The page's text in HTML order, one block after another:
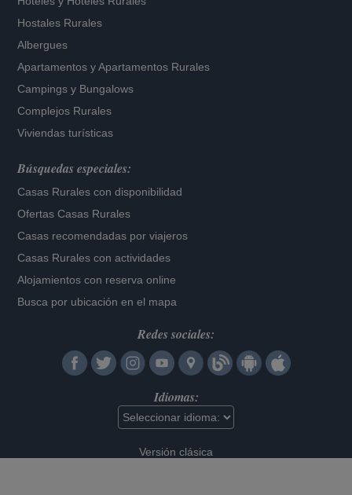
Hostales Rurales
Albergues
Apartamentos yApartamentos Rurales
Campings y Bungalows
Complejos Rurales
Viviendas turísticas
Búsquedas especiales:
Casas Rurales con disponibilidad
Ofertas Casas Rurales
Casas recomendadas por viajeros
Casas Rurales con actividades
Alojamientos con reserva online
Busca por ubicación en el mapa
Redes sociales:
Idiomas:
Versión clásica